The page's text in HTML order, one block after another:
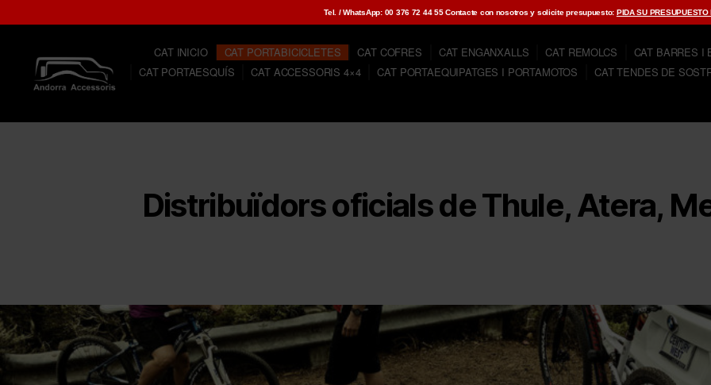
Tel. / WhatsApp: 00 376 72 44 55 Contacte con nosotros y solicite presupuesto: PIDA SU PRESUPUESTO
CAT INICIO CAT PORTABICICLETES CAT COFRES CAT ENGANXALLS CAT REMOLCS
CAT BARRES I
CAT PORTAESQUÍS
CAT ACCESSORIS 4×4 CAT PORTAEQUIPATGES I PORTAMOTOS CAT TENDES DE
Distribuïdors oficials de Thule, Atera,